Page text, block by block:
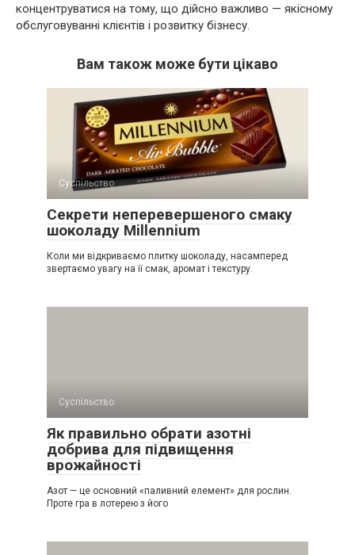
концентруватися на тому, що дійсно важливо — якісному
обслуговуванні клієнтів і розвитку бізнесу.
Вам також може бути цікаво
Суспільство
Секрети неперевершеного смаку
шоколаду Millennium
Коли ми відкриваємо плитку шоколаду, насамперед
звертаємо увагу на її смак, аромат і текстуру.
Суспільство
Як правильно обрати азотні
добрива для підвищення
врожайності
Азот — це основний «паливний елемент» для рослин.
Проте гра в лотерею з його